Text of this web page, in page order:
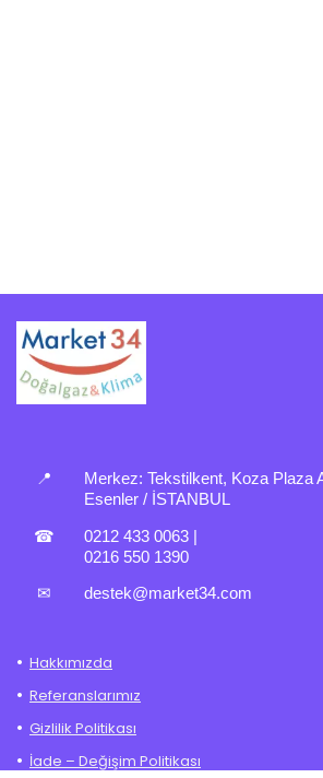
📍 Merkez: Tekstilkent, Koza Plaza
Esenler / İSTANBUL
☎ 0212 433 0063
0216 550 1390
✉ destek@market34.com
Hakkımızda
Referanslarımız
Gizlilik Politikası
İade – Değişim Politikası